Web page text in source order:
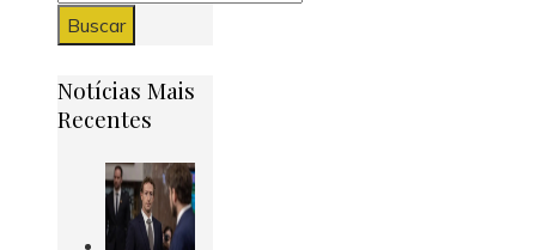
Notícias Mais
Recentes